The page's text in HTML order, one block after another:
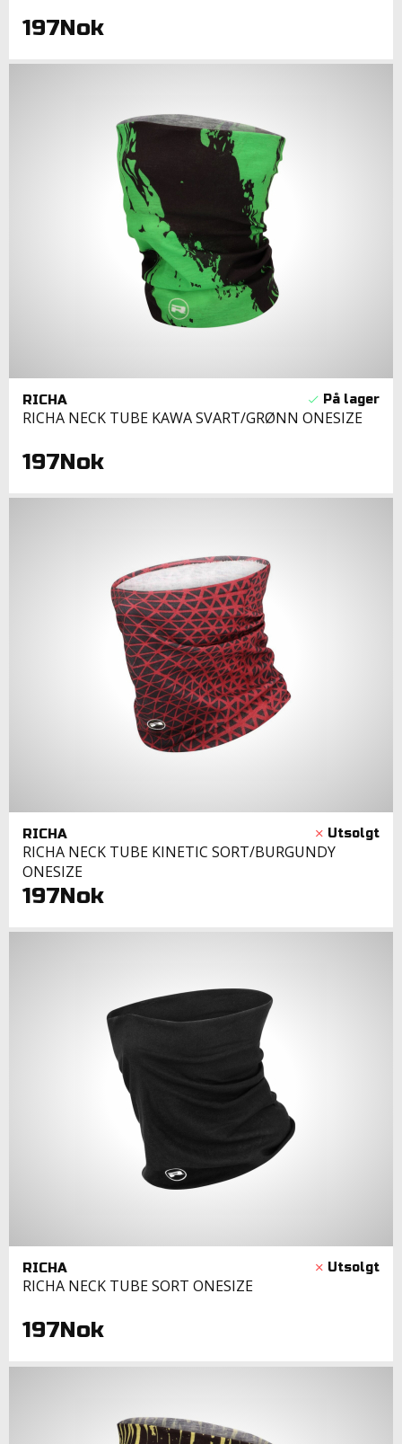
197Nok
RICHA
RICHA NECK TUBE KAWA SVART/GRØNN ONESIZE
197Nok
RICHA
RICHA NECK TUBE KINETIC SORT/BURGUNDY
ONESIZE
197Nok
RICHA
RICHA NECK TUBE SORT ONESIZE
197Nok